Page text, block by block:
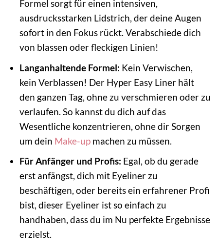
Formel sorgt für einen intensiven,
ausdrucksstarken Lidstrich, der deine Augen
sofort in den Fokus rückt. Verabschiede dich
von blassen oder fleckigen Linien!
Langanhaltende Formel: Kein Verwischen,
kein Verblassen! Der Hyper Easy Liner hält
den ganzen Tag, ohne zu verschmieren oder zu
verlaufen. So kannst du dich auf das
Wesentliche konzentrieren, ohne dir Sorgen
um dein Make-upmachen zu müssen.
Für Anfänger und Profis: Egal, ob du gerade
erst anfängst, dich mit Eyeliner zu
beschäftigen, oder bereits ein erfahrener Profi
bist, dieser Eyeliner ist so einfach zu
handhaben, dass du im Nu perfekte Ergebnisse
erzielst.